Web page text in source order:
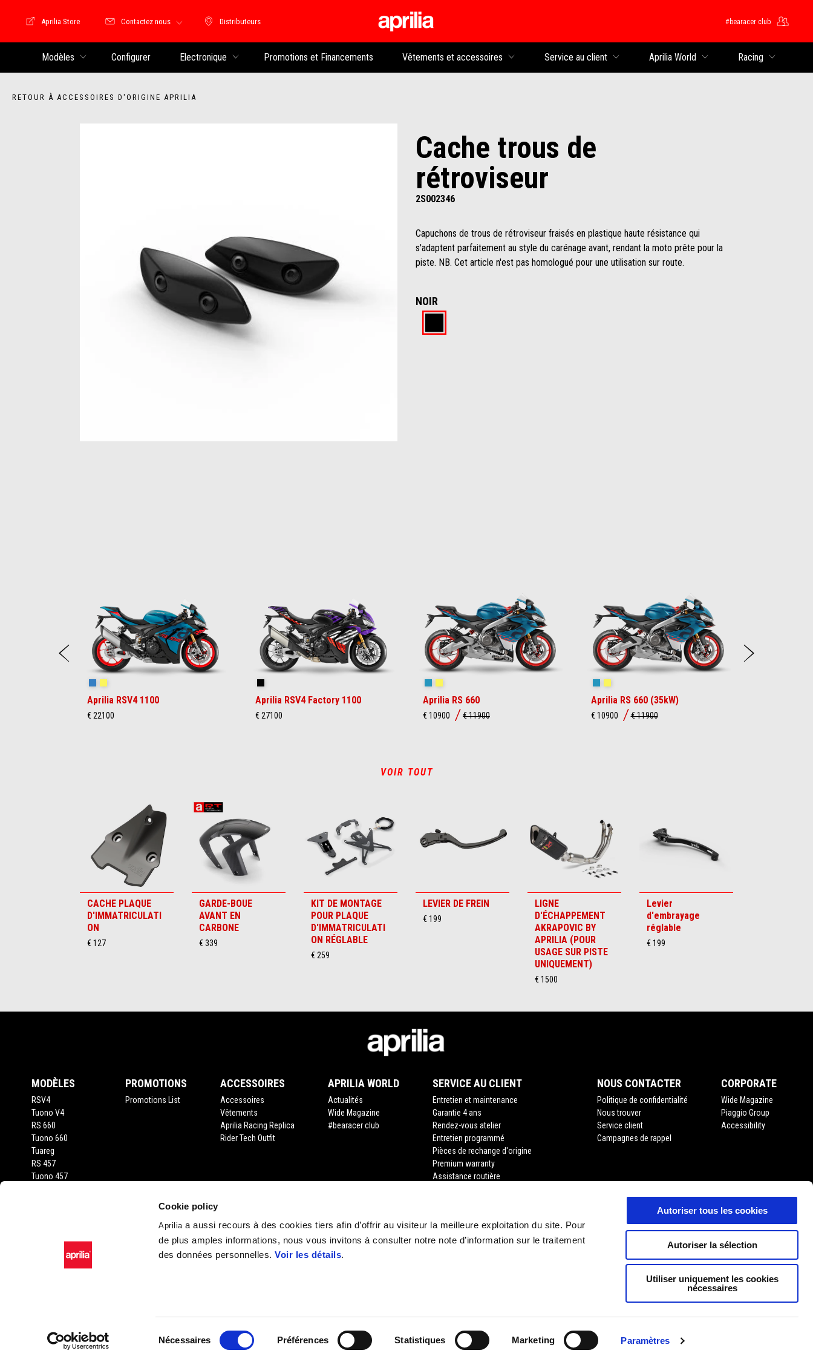
Cookie policy
Apriliaa aussi recours à des cookies tiers afin d’offrir au visiteur la meilleure exploitation du site. Pour
de plus amples informations, nous vous invitons à consulter notre note d’information sur le traitement
des données personnelles.Voir les détails.
Nécessaires Préférences Statistiques Marketing Paramètres
Autoriser tous les cookies
Autoriser la sélection
Utiliser uniquement les cookies
nécessaires
Distributeurs
Distributeurs
Store Motoguzzi
Aprilia Store Contactez nous #bearacer club
Modèles Configurer Electronique Promotions et Financements Vêtements et accessoires Service au client Aprilia World Racing
RETOUR À ACCESSOIRES D'ORIGINE APRILIA
Cache trous de
rétroviseur
2S002346
Capuchons de trous de rétroviseur fraisés en plastique haute résistance qui
s'adaptent parfaitement au style du carénage avant, rendant la moto prête pour la
piste. NB. Cet article n'est pas homologué pour une utilisation sur route.
NOIR
Précédent
Aprilia RSV4 1100
€ 22100
Aprilia RSV4 Factory 1100
€ 27100
Aprilia RS 660
€ 10900 € 11900
Aprilia RS 660 (35kW)
€ 10900 € 11900
VOIR TOUT
CACHE PLAQUE
D'IMMATRICULATI
ON
€ 127
GARDE-BOUE
AVANT EN
CARBONE
€ 339
KIT DE MONTAGE
POUR PLAQUE
D'IMMATRICULATI
ON RÉGLABLE
€ 259
LEVIER DE FREIN
€ 199
LIGNE
D'ÉCHAPPEMENT
AKRAPOVIC BY
APRILIA (POUR
USAGE SUR PISTE
UNIQUEMENT)
€ 1500
Levier
d'embrayage
réglable
€ 199
MODÈLES
RSV4
Tuono V4
RS 660
Tuono 660
Tuareg
RS 457
Tuono 457
SR GT 400
SR GT 125
PROMOTIONS
Promotions List
ACCESSOIRES
Accessoires
Vêtements
Aprilia Racing Replica
Rider Tech Outfit
APRILIA WORLD
Actualités
Wide Magazine
#bearacer club
SERVICE AU CLIENT
Entretien et maintenance
Garantie 4 ans
Rendez-vous atelier
Entretien programmé
Pièces de rechange d'origine
Premium warranty
Assistance routière
Demande de documents
NOUS CONTACTER
Politique de confidentialité
Nous trouver
Service client
Campagnes de rappel
CORPORATE
Wide Magazine
Piaggio Group
Accessibility
Piaggio & C. SpA Sede legale Viale Rinaldo Piaggio, 25 56025 Pontedera (PI) Tel. +39 0587.272111 P. Iva 01551260506